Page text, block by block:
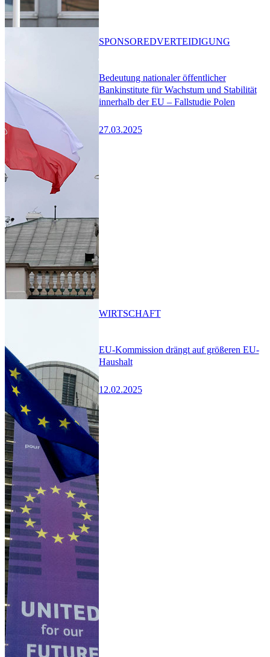
Bedeutung nationaler öffentlicher
Bankinstitute für Wachstum und Stabilität
innerhalb der EU – Fallstudie Polen
27.03.2025
SPONSOREDVERTEIDIGUNG
EU-Kommission drängt auf größeren EU-
Haushalt
12.02.2025
WIRTSCHAFT